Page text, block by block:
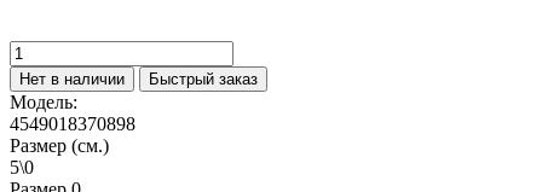
Нет в наличии Быстрый заказ
Модель:
4549018370898
Размер (см.)
5\0